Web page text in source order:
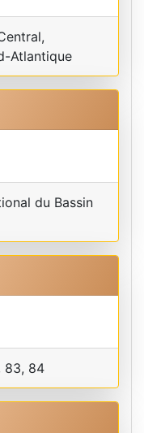
Atlantique
du Bassin
83, 84